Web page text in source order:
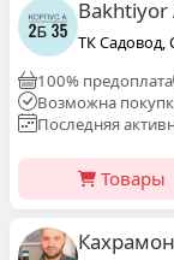
Bakhtiyor
ТК Садовод,
100% предоплата
Возможна
Последняя
Товары